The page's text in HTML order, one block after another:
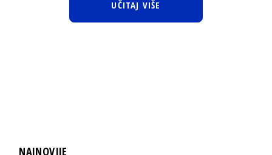
UČITAJ VIŠE
NAJNOVIJE